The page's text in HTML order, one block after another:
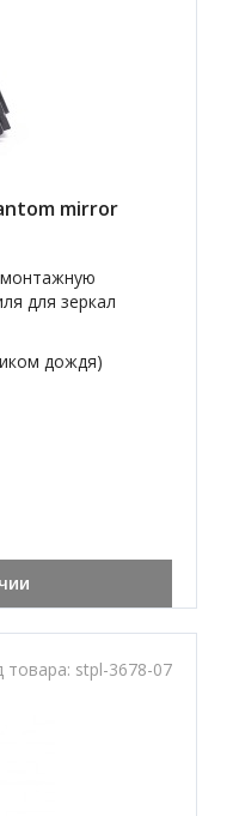
mirror
для зеркал
дождя)
товара: stpl-3678-07